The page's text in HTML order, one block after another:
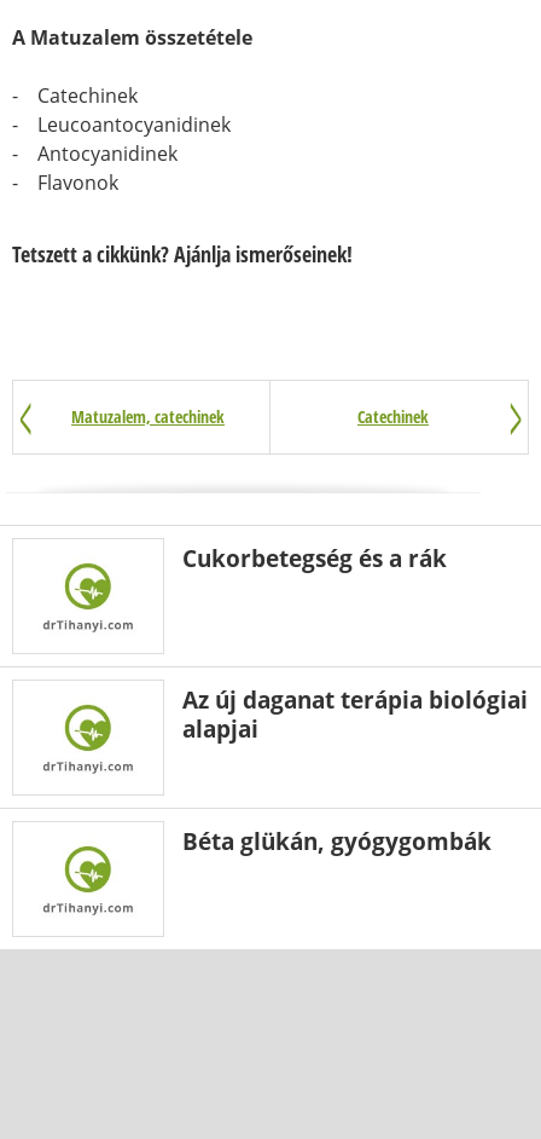
A Matuzalem összetétele
- Catechinek
- Leucoantocyanidinek
- Antocyanidinek
- Flavonok
Tetszett a cikkünk? Ajánlja ismerőseinek!
Matuzalem, catechinek Catechinek
Cukorbetegség és a rák
Az új daganat terápia biológiai
alapjai
Béta glükán, gyógygombák